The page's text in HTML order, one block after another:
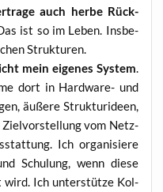
auch her­be Rück­
ist so im Leben. Ins­be­
Strukturen.
mein eige­nes Sys­tem
dort in Hard­ware- und
äuße­re Struk­tur­ideen,
Ziel­vor­stel­lung vom Netz­
Ich orga­ni­sie­re
Schu­lung, wenn die­se
wird. Ich unter­stüt­ze Kol­